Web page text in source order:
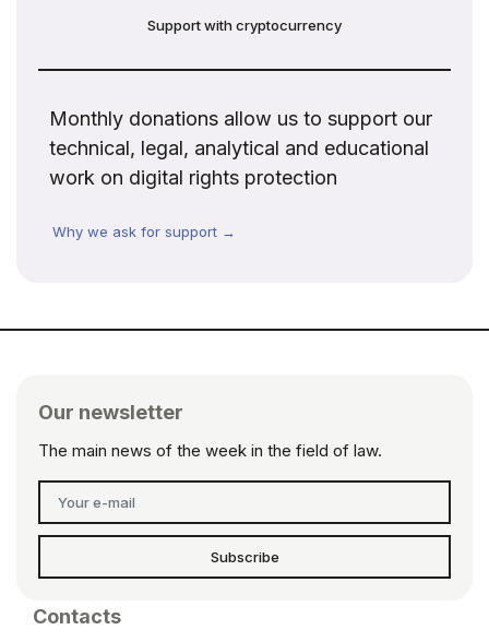
Support with cryptocurrency
Monthly donations allow us to support our
technical, legal, analytical and educational
work on digital rights protection
Why we ask for support →
Our newsletter
The main news of the week in the field of law.
Subscribe
Contacts